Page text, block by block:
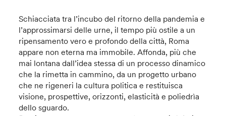
Schiacciata tra l’incubo del ritorno della pandemia e
l’approssimarsi delle urne, il tempo più ostile a un
ripensamento vero e profondo della città, Roma
appare non eterna ma immobile. Affonda, più che
mai lontana dall’idea stessa di un processo dinamico
che la rimetta in cammino, da un progetto urbano
che ne rigeneri la cultura politica e restituisca
visione, prospettive, orizzonti, elasticità e poliedrìa
dello sguardo.